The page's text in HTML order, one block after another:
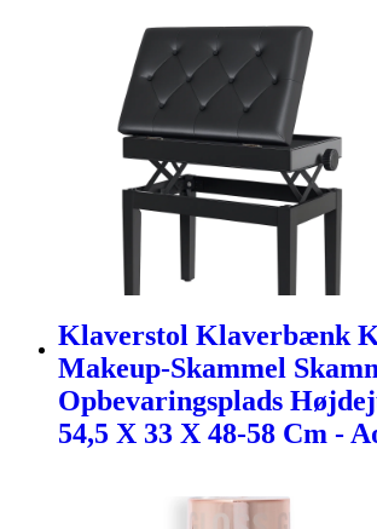
Klaverstol Klaverbænk
Makeup-Skammel
Opbevaringsplads
54,5 X 33 X 48-58 Cm -